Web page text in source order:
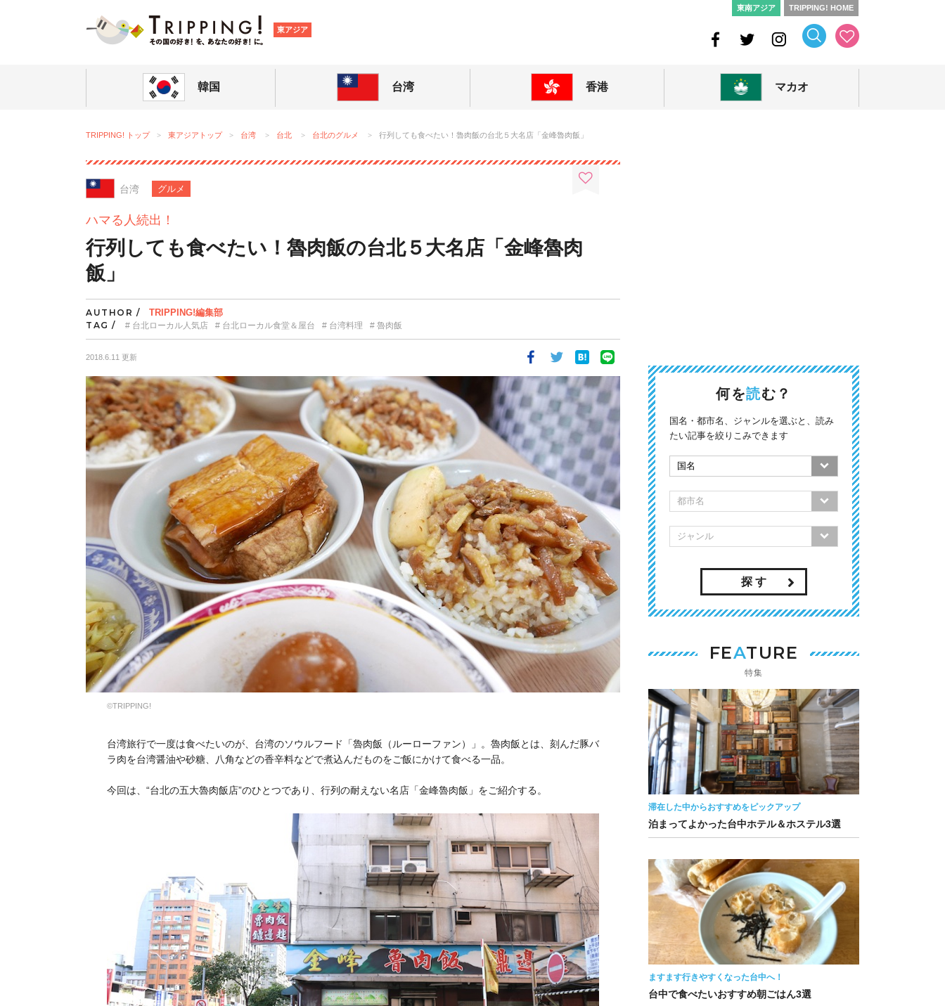
東アジア
東南アジア TRIPPING! HOME
韓国 台湾 香港 マカオ
TRIPPING! トップ 東アジアトップ 台湾 台北 台北のグルメ 行列しても食べたい！魯肉飯の台北５大名店「金峰魯肉飯」
台湾 グルメ
ハマる人続出！
行列しても食べたい！魯肉飯の台北５大名店「金峰魯肉
飯」
AUTHOR /
TRIPPING!編集部
TAG /
台北ローカル人気店 台北ローカル食堂＆屋台 台湾料理 魯肉飯
2018.6.11 更新
©TRIPPING!
台湾旅行で一度は食べたいのが、台湾のソウルフード「魯肉飯（ルーローファン）」。魯肉飯とは、刻んだ豚バ
ラ肉を台湾醤油や砂糖、八角などの香辛料などで煮込んだものをご飯にかけて食べる一品。
今回は、“台北の五大魯肉飯店”のひとつであり、行列の耐えない名店「金峰魯肉飯」をご紹介する。
何を読む？
国名・都市名、ジャンルを選ぶと、読み
たい記事を絞りこみできます
探 す
FEATURE
特集
滞在した中からおすすめをピックアップ
泊まってよかった台中ホテル＆ホステル3選
ますます行きやすくなった台中へ！
台中で食べたいおすすめ朝ごはん3選